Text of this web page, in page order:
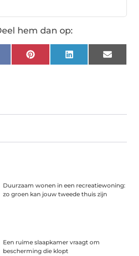
hem dan op:
Pinterest LinkedIn Email
Duurzaam wonen in een recreatiewoning:
zo groen kan jouw tweede thuis zijn
Een ruime slaapkamer vraagt om
bescherming die klopt